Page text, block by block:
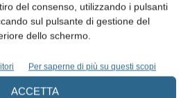
del consenso, utilizzando i pulsanti
sul pulsante di gestione del
dello schermo.
Per saperne di più su questi scopi
ACCETTA